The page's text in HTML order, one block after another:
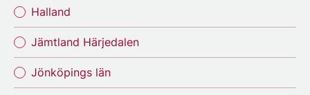
Halland
Jämtland Härjedalen
Jönköpings län